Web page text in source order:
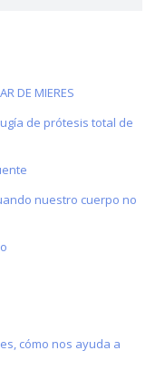
DE MIERES
de prótesis total de
nuestro cuerpo no
cómo nos ayuda a